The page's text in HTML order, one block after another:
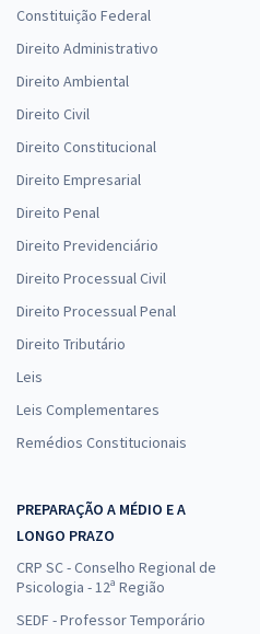
Constituição Federal
Direito Administrativo
Direito Ambiental
Direito Civil
Direito Constitucional
Direito Empresarial
Direito Penal
Direito Previdenciário
Direito Processual Civil
Direito Processual Penal
Direito Tributário
Leis
Leis Complementares
Remédios Constitucionais
PREPARAÇÃO A MÉDIO E A
LONGO PRAZO
CRP SC - Conselho Regional de
Psicologia - 12ª Região
SEDF - Professor Temporário